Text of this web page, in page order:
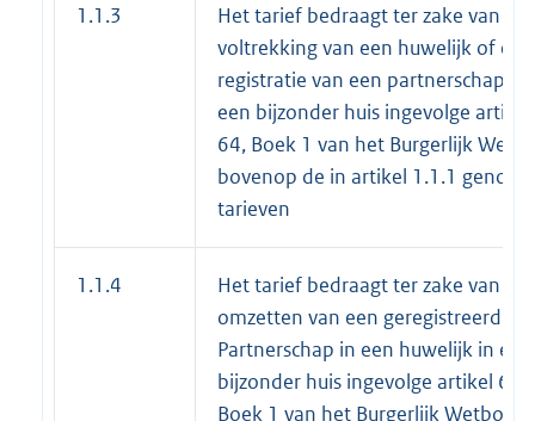
1.1.3
Het tarief bedraagt ter zake van de
voltrekking van een huwelijk of een
registratie van een partnerschap in
een bijzonder huis ingevolge artikel
64, Boek 1 van het Burgerlijk
bovenop de in artikel 1.1.1
tarieven
1.1.4
Het tarief bedraagt ter zake van het
omzetten van een geregistreerd
Partnerschap in een huwelijk in een
bijzonder huis ingevolge artikel 64,
Boek 1 van het Burgerlijk Wetboek